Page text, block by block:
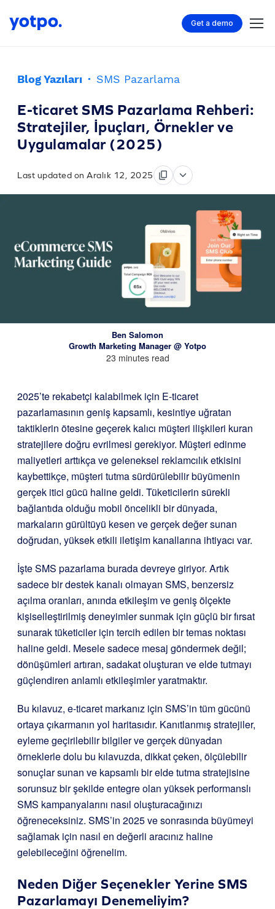
Get a demo
Blog Yazıları · SMS Pazarlama
E-ticaret SMS Pazarlama Rehberi:
Stratejiler, İpuçları, Örnekler ve
Uygulamalar (2025)
Last updated on Aralık 12, 2025
Ben Salomon
Growth Marketing Manager @ Yotpo
23 minutes read
2025’te rekabetçi kalabilmek için E-ticaret
pazarlamasının geniş kapsamlı, kesintiye uğratan
taktiklerin ötesine geçerek kalıcı müşteri ilişkileri kuran
stratejilere doğru evrilmesi gerekiyor. Müşteri edinme
maliyetleri arttıkça ve geleneksel reklamcılık etkisini
kaybettikçe, müşteri tutma sürdürülebilir büyümenin
gerçek itici gücü haline geldi. Tüketicilerin sürekli
bağlantıda olduğu mobil öncelikli bir dünyada,
markaların gürültüyü kesen ve gerçek değer sunan
doğrudan, yüksek etkili iletişim kanallarına ihtiyacı var.
İşte SMS pazarlama burada devreye giriyor. Artık
sadece bir destek kanalı olmayan SMS, benzersiz
açılma oranları, anında etkileşim ve geniş ölçekte
kişiselleştirilmiş deneyimler sunmak için güçlü bir fırsat
sunarak tüketiciler için tercih edilen bir temas noktası
haline geldi. Mesele sadece mesaj göndermek değil;
dönüşümleri artıran, sadakat oluşturan ve elde tutmayı
güçlendiren anlamlı etkileşimler yaratmaktır.
Bu kılavuz, e-ticaret markanız için SMS’in tüm gücünü
ortaya çıkarmanın yol haritasıdır. Kanıtlanmış stratejiler,
eyleme geçirilebilir bilgiler ve gerçek dünyadan
örneklerle dolu bu kılavuzda, dikkat çeken, ölçülebilir
sonuçlar sunan ve kapsamlı bir elde tutma stratejisine
sorunsuz bir şekilde entegre olan yüksek performanslı
SMS kampanyalarını nasıl oluşturacağınızı
öğreneceksiniz. SMS’in 2025 ve sonrasında büyümeyi
sağlamak için nasıl en değerli aracınız haline
gelebileceğini öğrenelim.
Neden Diğer Seçenekler Yerine SMS
Pazarlamayı Denemeliyim?